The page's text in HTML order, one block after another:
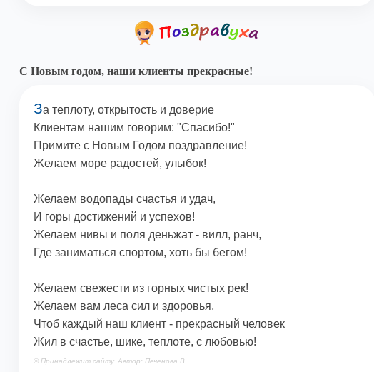
С Новым годом, наши клиенты прекрасные!
За теплоту, открытость и доверие
Клиентам нашим говорим: "Спасибо!"
Примите с Новым Годом поздравление!
Желаем море радостей, улыбок!
Желаем водопады счастья и удач,
И горы достижений и успехов!
Желаем нивы и поля деньжат - вилл, ранч,
Где заниматься спортом, хоть бы бегом!
Желаем свежести из горных чистых рек!
Желаем вам леса сил и здоровья,
Чтоб каждый наш клиент - прекрасный человек
Жил в счастье, шике, теплоте, с любовью!
© Принадлежит сайту. Автор: Печенова В.